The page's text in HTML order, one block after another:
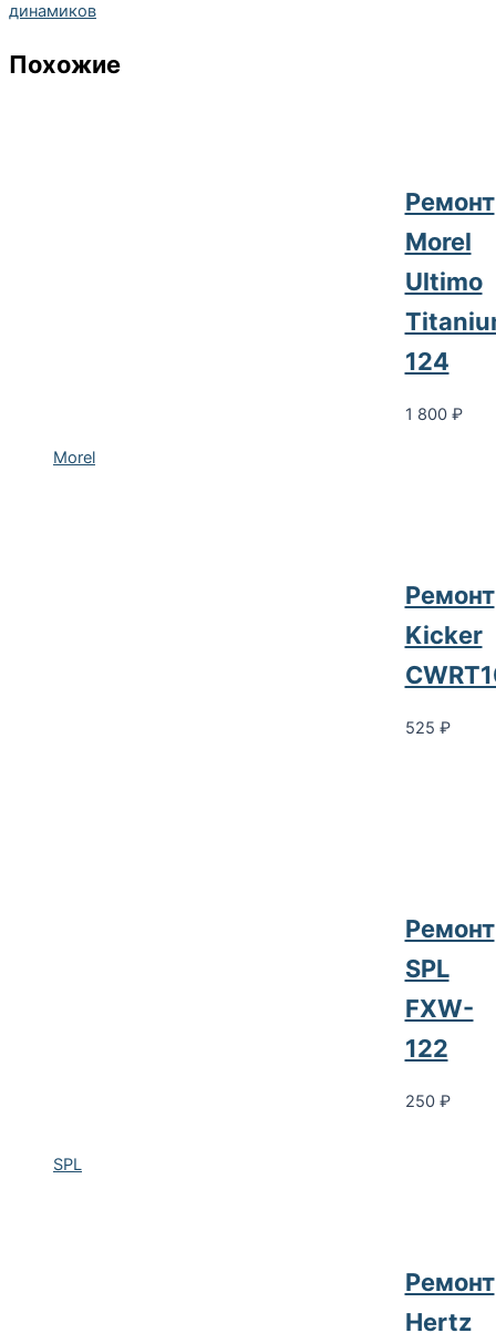
динамиков
Похожие
Morel
Ремонт
Morel
Ultimo
124
1 800 ₽
Ремонт
Kicker
525 ₽
SPL
Ремонт
SPL
FXW-
122
250 ₽
Ремонт
Hertz